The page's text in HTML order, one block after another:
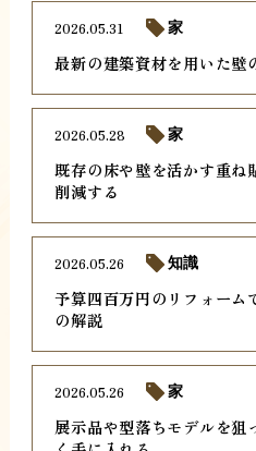
最新の建築資材を用いた壁
2026.05.31 家
既存の床や壁を活かす重ね
削減する
2026.05.28 家
予算四百万円のリフォーム
の解説
2026.05.26 知識
展示品や型落ちモデルを狙
2026.05.26 家